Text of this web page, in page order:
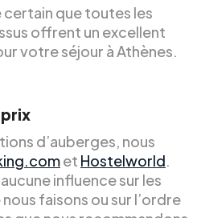
certain que toutes les
offrent un excellent
votre séjour à Athènes.
d’auberges, nous
et Hostelworld.
influence sur les
faisons ou sur l’ordre